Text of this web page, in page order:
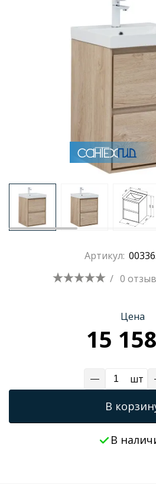
Кухонные мойки
Душевые кабины
Полотенцесушители
Аксессуары для
Зеркала
Душевые поддоны
Душевые уголки и
Артикул:
/ 0
Цена
15
шт
В
В